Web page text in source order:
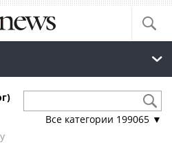
Все категории 199065 ▼